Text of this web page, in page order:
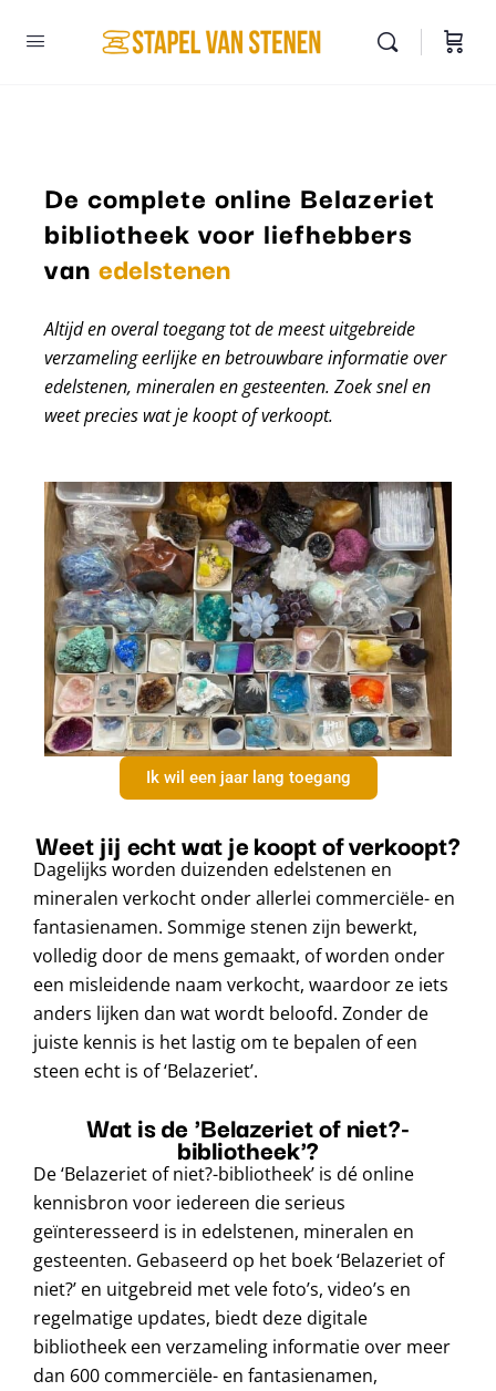
De complete online Belazeriet
bibliotheek voor liefhebbers
van edelstenen
mineralen
Altijd en overal toegang tot de meest uitgebreide
verzameling eerlijke en betrouwbare informatie over
edelstenen, mineralen en gesteenten. Zoek snel en
weet precies wat je koopt of verkoopt.
Ik wil een jaar lang toegang
Weet jij echt wat je koopt of verkoopt?
Dagelijks worden duizenden edelstenen en
mineralen verkocht onder allerlei commerciële- en
fantasienamen. Sommige stenen zijn bewerkt,
volledig door de mens gemaakt, of worden onder
een misleidende naam verkocht, waardoor ze iets
anders lijken dan wat wordt beloofd. Zonder de
juiste kennis is het lastig om te bepalen of een
steen echt is of ‘Belazeriet’.
Wat is de 'Belazeriet of niet?-
bibliotheek'?
De ‘Belazeriet of niet?-bibliotheek’ is dé online
kennisbron voor iedereen die serieus
geïnteresseerd is in edelstenen, mineralen en
gesteenten. Gebaseerd op het boek ‘Belazeriet of
niet?’ en uitgebreid met vele foto’s, video’s en
regelmatige updates, biedt deze digitale
bibliotheek een verzameling informatie over meer
dan 600 commerciële- en fantasienamen,